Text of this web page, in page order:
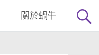
關於蝸牛